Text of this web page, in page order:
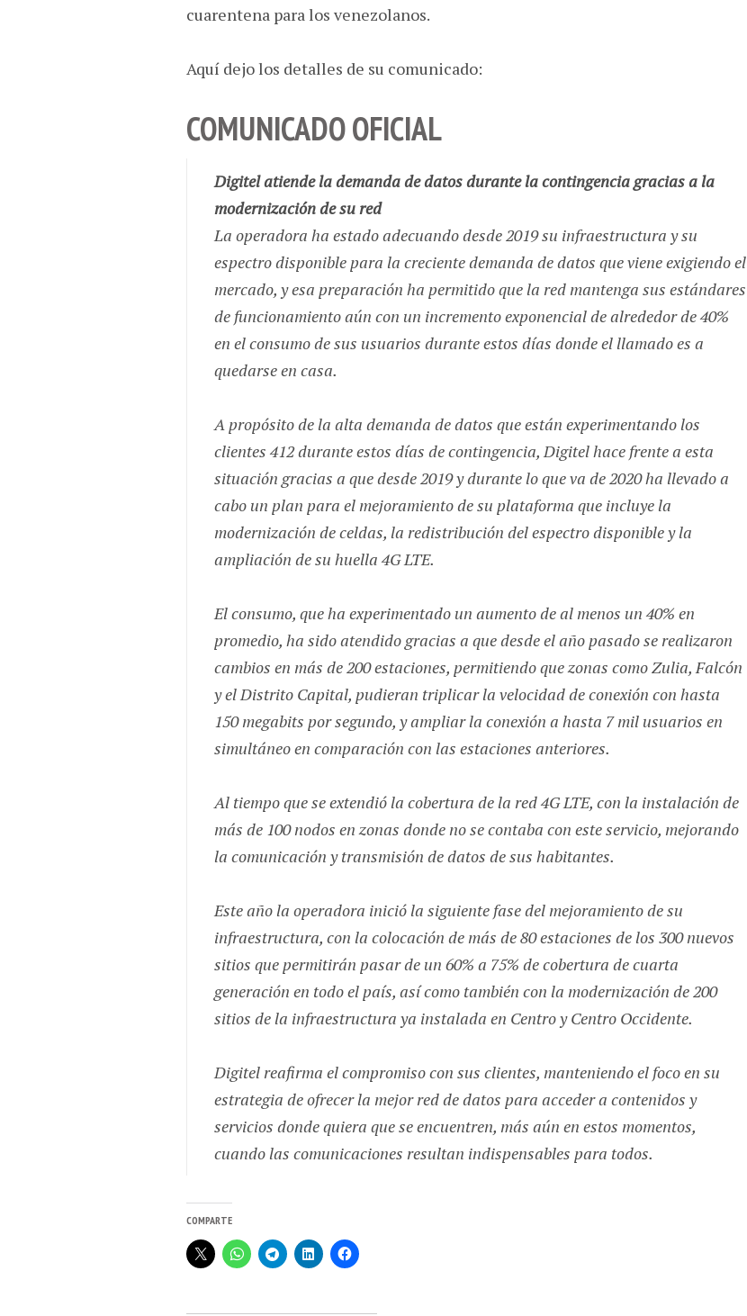
cuarentena para los venezolanos.
Aquí dejo los detalles de su comunicado:
COMUNICADO OFICIAL
Digitel atiende la demanda de datos durante la contingencia gracias a la
modernización de su red
La operadora ha estado adecuando desde 2019 su infraestructura y su
espectro disponible para la creciente demanda de datos que viene exigiendo el
mercado, y esa preparación ha permitido que la red mantenga sus estándares
de funcionamiento aún con un incremento exponencial de alrededor de 40%
en el consumo de sus usuarios durante estos días donde el llamado es a
quedarse en casa.
A propósito de la alta demanda de datos que están experimentando los
clientes 412 durante estos días de contingencia, Digitel hace frente a esta
situación gracias a que desde 2019 y durante lo que va de 2020 ha llevado a
cabo un plan para el mejoramiento de su plataforma que incluye la
modernización de celdas, la redistribución del espectro disponible y la
ampliación de su huella 4G LTE.
El consumo, que ha experimentado un aumento de al menos un 40% en
promedio, ha sido atendido gracias a que desde el año pasado se realizaron
cambios en más de 200 estaciones, permitiendo que zonas como Zulia, Falcón
y el Distrito Capital, pudieran triplicar la velocidad de conexión con hasta
150 megabits por segundo, y ampliar la conexión a hasta 7 mil usuarios en
simultáneo en comparación con las estaciones anteriores.
Al tiempo que se extendió la cobertura de la red 4G LTE, con la instalación de
más de 100 nodos en zonas donde no se contaba con este servicio, mejorando
la comunicación y transmisión de datos de sus habitantes.
Este año la operadora inició la siguiente fase del mejoramiento de su
infraestructura, con la colocación de más de 80 estaciones de los 300 nuevos
sitios que permitirán pasar de un 60% a 75% de cobertura de cuarta
generación en todo el país, así como también con la modernización de 200
sitios de la infraestructura ya instalada en Centro y Centro Occidente.
Digitel reafirma el compromiso con sus clientes, manteniendo el foco en su
estrategia de ofrecer la mejor red de datos para acceder a contenidos y
servicios donde quiera que se encuentren, más aún en estos momentos,
cuando las comunicaciones resultan indispensables para todos.
COMPARTE